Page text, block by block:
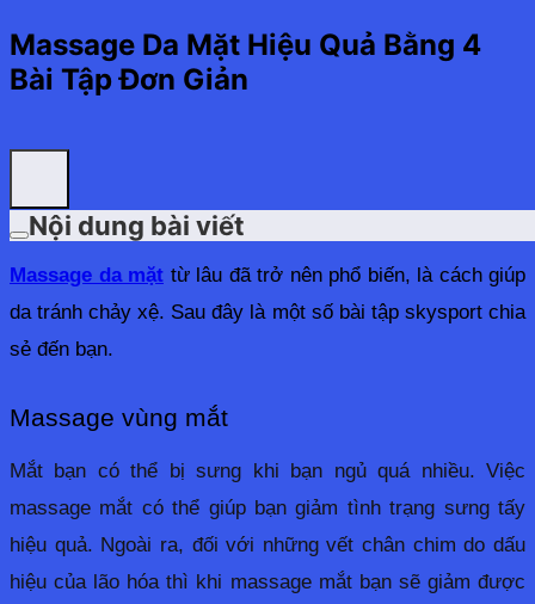
Massage Da Mặt Hiệu Quả Bằng 4
Bài Tập Đơn Giản
Nội dung bài viết
Massage da mặt từ lâu đã trở nên phổ biến, là cách giúp
da tránh chảy xệ. Sau đây là một số bài tập skysport chia
sẻ đến bạn.
Massage vùng mắt
Mắt bạn có thể bị sưng khi bạn ngủ quá nhiều. Việc
massage mắt có thể giúp bạn giảm tình trạng sưng tấy
hiệu quả. Ngoài ra, đối với những vết chân chim do dấu
hiệu của lão hóa thì khi massage mắt bạn sẽ giảm được